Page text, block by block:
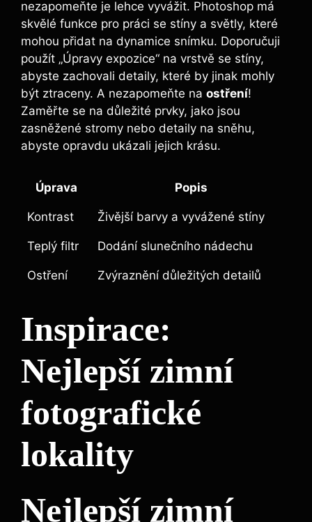
nezapomeňte je lehce vyvážit. Photoshop má
skvělé funkce pro práci se stíny a světly, které
mohou přidat na dynamice snímku. Doporučuji
použít „Úpravy expozice“ na vrstvě se stíny,
abyste zachovali detaily, které by jinak mohly
být ztraceny. A nezapomeňte na ostření!
Zaměřte se na důležité prvky, jako jsou
zasněžené stromy nebo detaily na sněhu,
abyste opravdu ukázali jejich krásu.
Úprava Popis
Kontrast Živější barvy a vyvážené stíny
Teplý filtr Dodání slunečního nádechu
Ostření Zvýraznění důležitých detailů
Inspirace:
Nejlepší zimní
fotografické
lokality
Nejlepší zimní